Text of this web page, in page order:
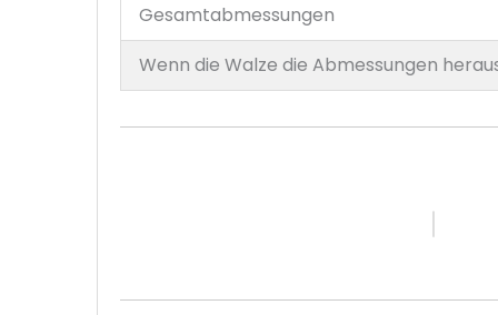
Gesamtabmessungen
Wenn die Walze die Abmessungen